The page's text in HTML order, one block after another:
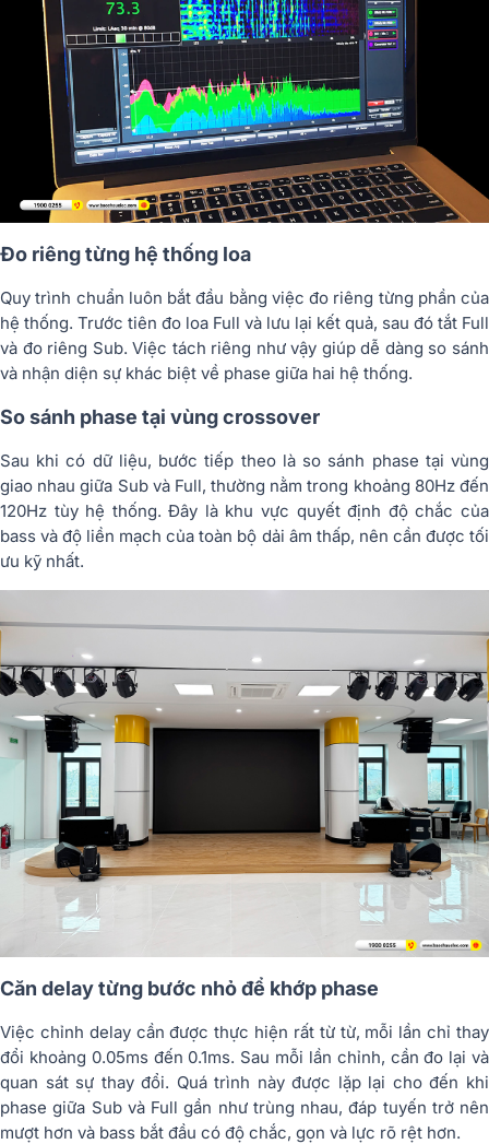
Đo riêng từng hệ thống loa
Quy trình chuẩn luôn bắt đầu bằng việc đo riêng từng phần của
hệ thống. Trước tiên đo loa Full và lưu lại kết quả, sau đó tắt Full
và đo riêng Sub. Việc tách riêng như vậy giúp dễ dàng so sánh
và nhận diện sự khác biệt về phase giữa hai hệ thống.
So sánh phase tại vùng crossover
Sau khi có dữ liệu, bước tiếp theo là so sánh phase tại vùng
giao nhau giữa Sub và Full, thường nằm trong khoảng 80Hz đến
120Hz tùy hệ thống. Đây là khu vực quyết định độ chắc của
bass và độ liền mạch của toàn bộ dải âm thấp, nên cần được tối
ưu kỹ nhất.
Căn delay từng bước nhỏ để khớp phase
Việc chỉnh delay cần được thực hiện rất từ từ, mỗi lần chỉ thay
đổi khoảng 0.05ms đến 0.1ms. Sau mỗi lần chỉnh, cần đo lại và
quan sát sự thay đổi. Quá trình này được lặp lại cho đến khi
phase giữa Sub và Full gần như trùng nhau, đáp tuyến trở nên
mượt hơn và bass bắt đầu có độ chắc, gọn và lực rõ rệt hơn.